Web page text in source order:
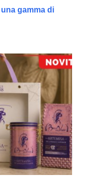
una gamma di